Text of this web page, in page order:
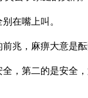
在嘴上叫。
，麻痹大意是酝
第二的是安全，